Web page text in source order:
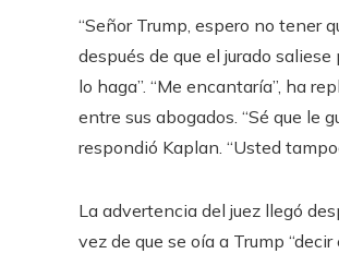
“Señor Trump, espero no tener
después de que el jurado
lo haga”. “Me encantaría”, ha
entre sus abogados. “Sé que le
respondió Kaplan. “Usted
La advertencia del juez llegó
vez de que se oía a Trump